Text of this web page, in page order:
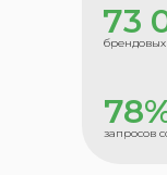
73
запросов